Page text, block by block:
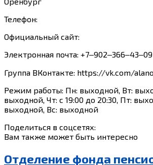
Телефон:
Официальный сайт:
Электронная почта: +7‒902‒366‒43‒09
Группа ВКонтакте: https://vk.com/
Режим работы: Пн: выходной, Вт:
выходной, Чт: с 19:00 до 20:30, Пт:
выходной, Вс: выходной
Поделиться в соцсетях:
Вам также может быть интересно
Отделение фонда